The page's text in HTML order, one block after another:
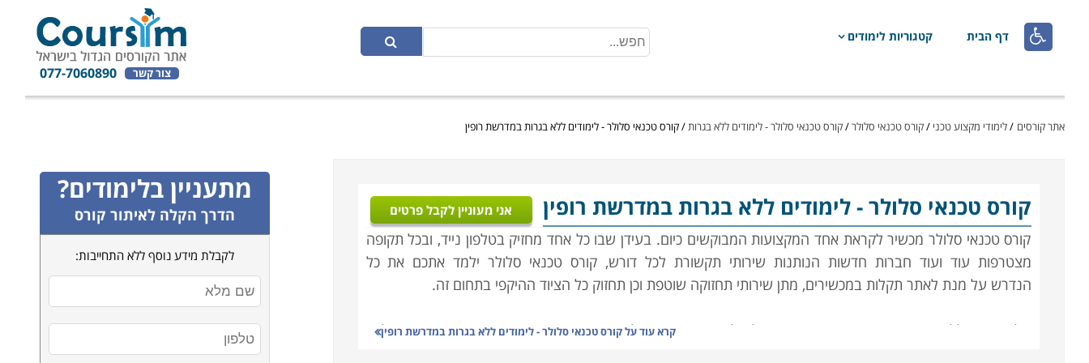
 דף הבית קטגוריות לימודים
צור קשר 077-7060890
אתר קורסים /לימודי מקצוע טכני /קורס טכנאי סלולר/קורס טכנאי סלולר - לימודים ללא בגרות/קורס טכנאי סלולר - לימודים ללא בגרות במדרשת רופין
קורס טכנאי סלולר- לימודים ללא בגרות במדרשת רופין אני מעוניין לקבל פרטים
קורס טכנאי סלולר מכשיר לקראת אחד המקצועות המבוקשים כיום. בעידן שבו כל אחד מחזיק בטלפון נייד, ובכל תקופה
מצטרפות עוד ועוד חברות חדשות הנותנות שירותי תקשורת לכל דורש, קורס טכנאי סלולר ילמד אתכם את כל
הנדרש על מנת לאתר תקלות במכשירים, מתן שירותי תחזוקה שוטפת וכן תחזוק כל הציוד ההיקפי בתחום זה.
הלימודים כוללים ידע מעשי ותיאורטי בתחום של אלקטרוניקה, חשמל, מערכות המכשירים, ידע טכני בתיקון תקלות,
קרא עוד עלקורס טכנאי סלולר - לימודים ללא בגרות במדרשת רופין
מתעניין בלימודים?
הדרך הקלה לאיתור קורס
לקבלת מידע נוסף ללא התחייבות: